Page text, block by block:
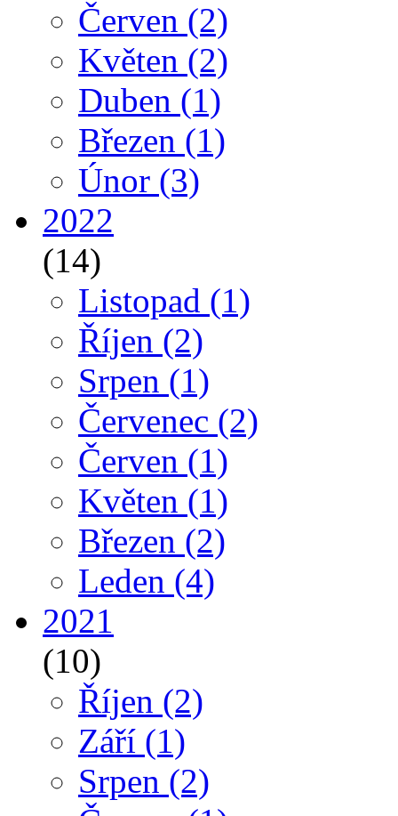
Červen (2)
Květen (2)
Duben (1)
Březen (1)
Únor (3)
2022
(14)
Listopad (1)
Říjen (2)
Srpen (1)
Červenec (2)
Červen (1)
Květen (1)
Březen (2)
Leden (4)
2021
(10)
Říjen (2)
Září (1)
Srpen (2)